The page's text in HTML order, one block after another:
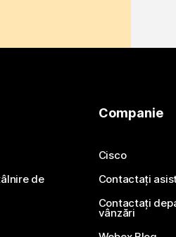
de
Companie
Cisco
Contactați
Contactați
vânzări